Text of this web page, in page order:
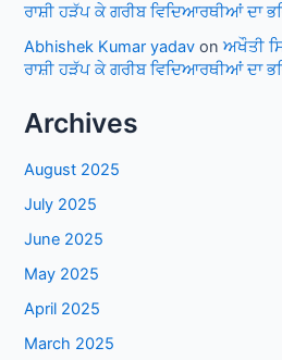
ਰਾਸ਼ੀ ਹੜੱਪ ਕੇ ਗਰੀਬ ਵਿਦਿਆਰਥੀਆਂ ਦਾ
Abhishek Kumar yadav onਅਖੌਤੀ
ਰਾਸ਼ੀ ਹੜੱਪ ਕੇ ਗਰੀਬ ਵਿਦਿਆਰਥੀਆਂ ਦਾ
Archives
August 2025
July 2025
June 2025
May 2025
April 2025
March 2025